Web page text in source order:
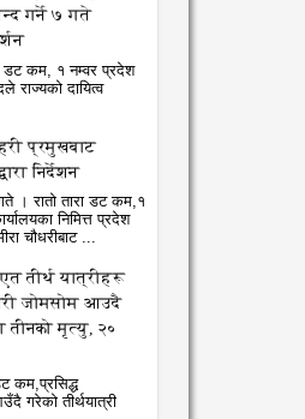
गर्ने ७ गते
डट कम, १ नम्वर प्रदेश
राज्यको दायित्व
प्रमुखबाट
निर्देशन
। रातो तारा डट कम,१
निमित्त प्रदेश
चौधरीबाट ...
तीर्थ यात्रीहरू
जोमसोम आउदै
तीनको मृत्यु, २०
कम,प्रसिद्ध
गरेको तीर्थयात्री